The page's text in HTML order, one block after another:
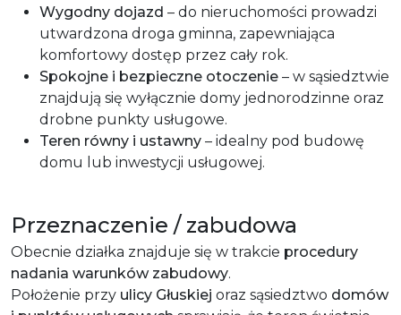
Wygodny dojazd – do nieruchomości prowadzi
utwardzona droga gminna, zapewniająca
komfortowy dostęp przez cały rok.
Spokojne i bezpieczne otoczenie – w sąsiedztwie
znajdują się wyłącznie domy jednorodzinne oraz
drobne punkty usługowe.
Teren równy i ustawny – idealny pod budowę
domu lub inwestycji usługowej.
Przeznaczenie / zabudowa
Obecnie działka znajduje się w trakcie procedury
nadania warunków zabudowy.
Położenie przy ulicy Głuskiej oraz sąsiedztwo domów